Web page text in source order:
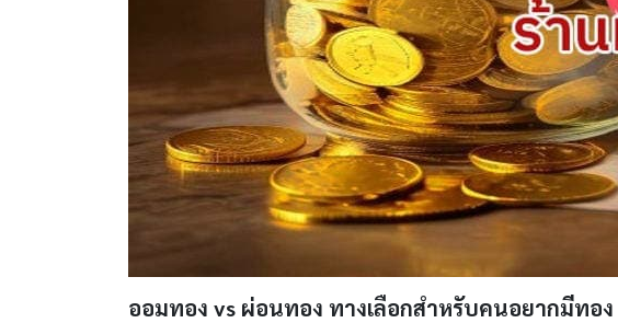
ออมทอง vs ผ่อนทอง ทางเลือกสำหรับคนอยากมีทอง